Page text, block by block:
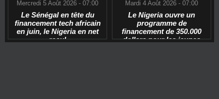
Mercredi 5 Août 2026 - 07:00
Le Sénégal en tête du
financement tech africain
en juin, le Nigeria en net
recul
Mardi 4 Août 2026 - 07:00
Le Nigeria ouvre un
programme de
financement de 350.000
dollars pour les jeunes